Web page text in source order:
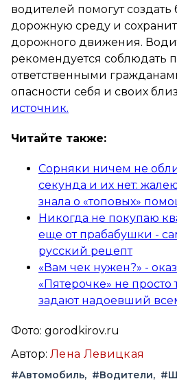
водителей помогут
дорожную среду и
дорожного движения.
рекомендуется соблюдать
ответственными
опасности себя и своих
источник.
Читайте также:
Сорняки ничем не
секунда и их нет:
знала о «топовых»
Никогда не покупаю
еще от прабабушки -
русский рецепт
«Вам чек нужен?» -
«Пятерочке» не просто
задают надоевший
Фото: gorodkirov.ru
Автор: Лена Левицкая
#Автомобиль #Водители